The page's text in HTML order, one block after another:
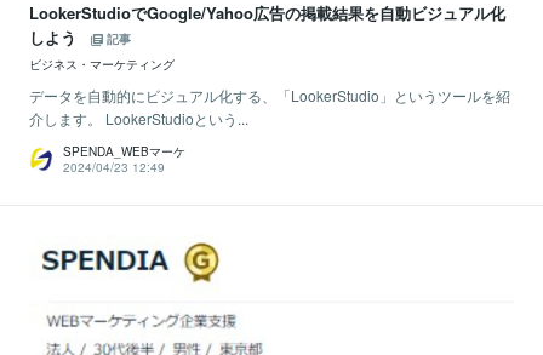
LookerStudioでGoogle/Yahoo広告の掲載結果を自動ビジュアル化
しよう
記事
ビジネス・マーケティング
データを自動的にビジュアル化する、「LookerStudio」というツールを紹
介します。 LookerStudioという...
SPENDA_WEBマーケ
2024/04/23 12:49